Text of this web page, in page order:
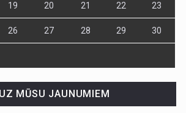
19 20 21 22 23
26 27 28 29 30
MŪSU JAUNUMIEM